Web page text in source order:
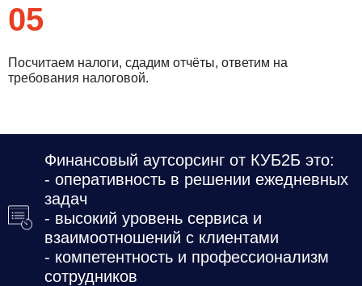
05
Посчитаем налоги, сдадим отчёты, ответим на
требования налоговой.
Финансовый аутсорсинг от КУБ2Б это:
- оперативность в решении ежедневных
задач
- высокий уровень сервиса и
взаимоотношений с клиентами
- компетентность и профессионализм
сотрудников